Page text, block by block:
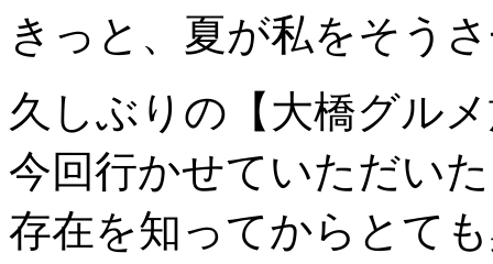
きっと、夏が私をそう
久しぶりの【大橋グル
今回行かせていただい
存在を知ってからとて